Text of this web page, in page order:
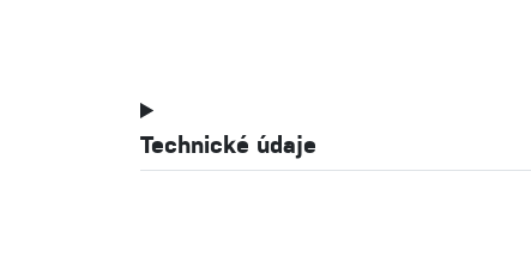
Technické údaje